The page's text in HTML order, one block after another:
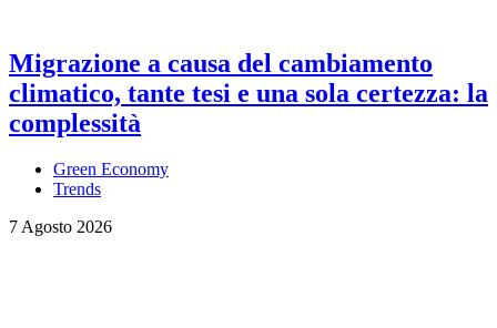
Migrazione a causa del cambiamento
climatico, tante tesi e una sola certezza: la
complessità
Green Economy
Trends
7 Agosto 2026